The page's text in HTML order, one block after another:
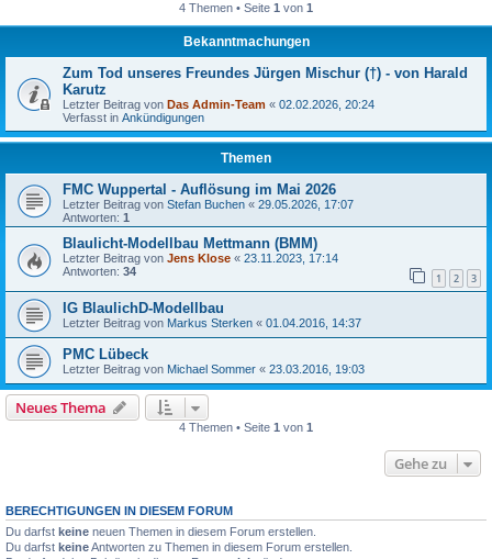
4 Themen • Seite 1 von 1
Bekanntmachungen
Zum Tod unseres Freundes Jürgen Mischur (†) - von Harald
Karutz
Letzter Beitrag von Das Admin-Team « 02.02.2026, 20:24
Verfasst in Ankündigungen
Themen
FMC Wuppertal - Auflösung im Mai 2026
Letzter Beitrag von Stefan Buchen « 29.05.2026, 17:07
Antworten: 1
Blaulicht-Modellbau Mettmann (BMM)
Letzter Beitrag von Jens Klose « 23.11.2023, 17:14
Antworten: 34 1 2 3
IG BlaulichD-Modellbau
Letzter Beitrag von Markus Sterken « 01.04.2016, 14:37
PMC Lübeck
Letzter Beitrag von Michael Sommer « 23.03.2016, 19:03
Neues Thema
4 Themen • Seite 1 von 1
Gehe zu
BERECHTIGUNGEN IN DIESEM FORUM
Du darfst keine neuen Themen in diesem Forum erstellen.
Du darfst keineAntworten zu Themen in diesem Forum erstellen.